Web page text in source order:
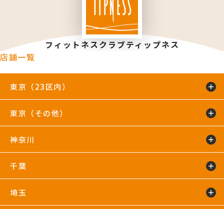
フィットネスクラブティップネス
店舗一覧
東京（23区内）
綾瀬店 TIP.X TOKYO 池袋
大泉学園24hours
五反田24hours
下井草店新小岩店東武練馬24hours中野24hours
練馬24hours
東京（その他）
吉祥寺24hours
神奈川
千葉
蘇我24hours
埼玉